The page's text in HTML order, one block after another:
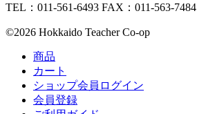
TEL：011-561-6493 FAX：011-563-7484
©2026 Hokkaido Teacher Co-op
商品
カート
ショップ会員ログイン
会員登録